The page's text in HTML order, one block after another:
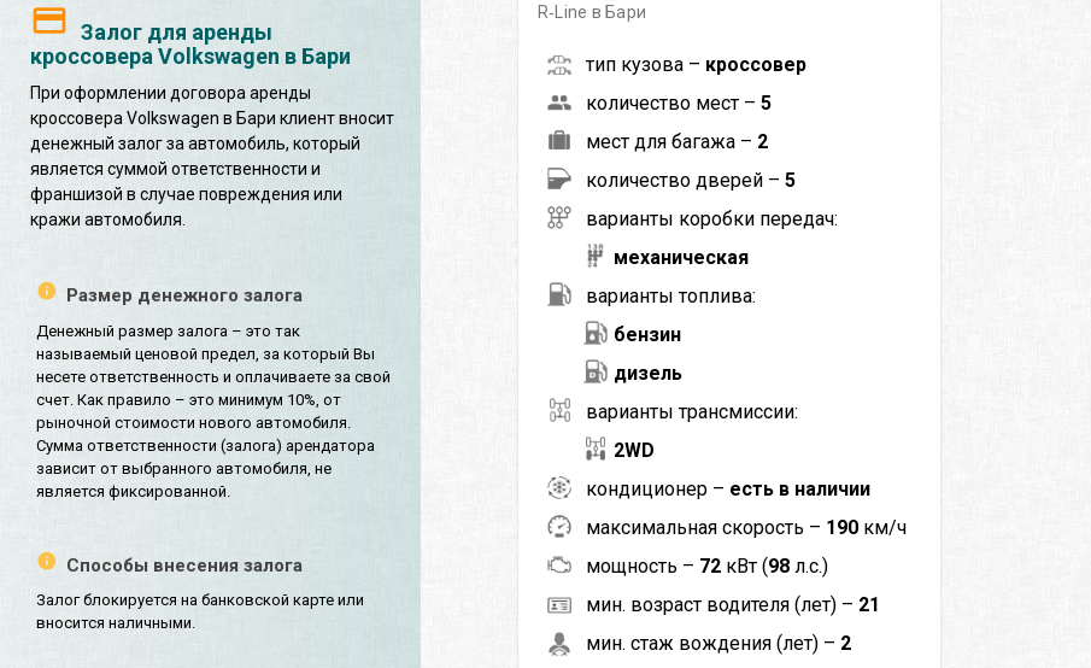
Залог для аренды
кроссовера Volkswagen в Бари
При оформлении договора аренды
кроссовера Volkswagen в Бари клиент вносит
денежный залог за автомобиль, который
является суммой ответственности и
франшизой в случае повреждения или
кражи автомобиля.
Размер денежного залога
Денежный размер залога – это так
называемый ценовой предел, за который Вы
несете ответственность и оплачиваете за свой
счет. Как правило – это минимум 10%, от
рыночной стоимости нового автомобиля.
Сумма ответственности (залога) арендатора
зависит от выбранного автомобиля, не
является фиксированной.
Способы внесения залога
Залог блокируется на банковской карте или
вносится наличными.
R‑Line в Бари
тип кузова – кроссовер
количество мест – 5
мест для багажа – 2
количество дверей – 5
варианты коробки передач:
механическая
варианты топлива:
бензин
дизель
варианты трансмиссии:
2WD
кондиционер – есть в наличии
максимальная скорость – 190 км/ч
мощность – 72 кВт (98л.с.)
мин. возраст водителя (лет) – 21
мин. стаж вождения (лет) – 2